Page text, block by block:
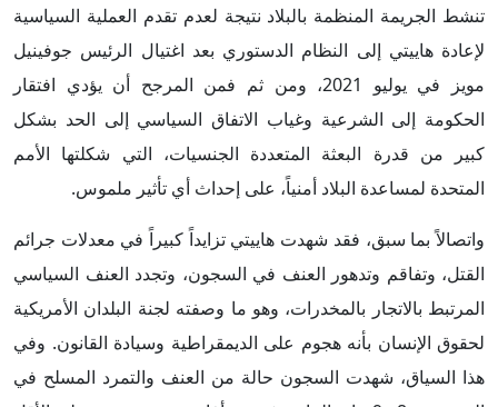
تنشط الجريمة المنظمة بالبلاد نتيجة لعدم تقدم العملية السياسية
لإعادة هاييتي إلى النظام الدستوري بعد اغتيال الرئيس جوفينيل
مويز في يوليو 2021، ومن ثم فمن المرجح أن يؤدي افتقار
الحكومة إلى الشرعية وغياب الاتفاق السياسي إلى الحد بشكل
كبير من قدرة البعثة المتعددة الجنسيات، التي شكلتها الأمم
المتحدة لمساعدة البلاد أمنياً، على إحداث أي تأثير ملموس.
واتصالاً بما سبق، فقد شهدت هاييتي تزايداً كبيراً في معدلات جرائم
القتل، وتفاقم وتدهور العنف في السجون، وتجدد العنف السياسي
المرتبط بالاتجار بالمخدرات، وهو ما وصفته لجنة البلدان الأمريكية
لحقوق الإنسان بأنه هجوم على الديمقراطية وسيادة القانون. وفي
هذا السياق، شهدت السجون حالة من العنف والتمرد المسلح في